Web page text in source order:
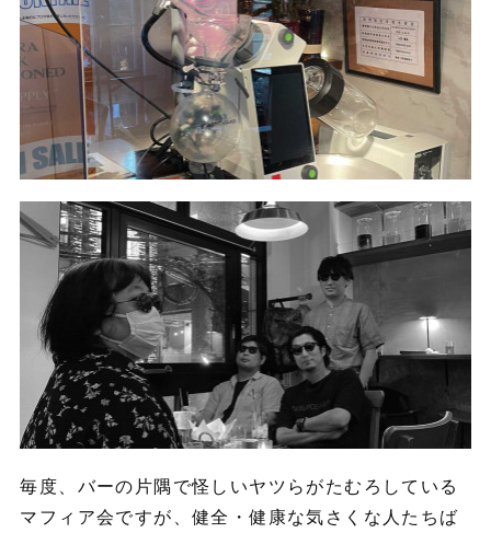
毎度、バーの片隅で怪しいヤツらがたむろしている
マフィア会ですが、健全・健康な気さくな人たちば